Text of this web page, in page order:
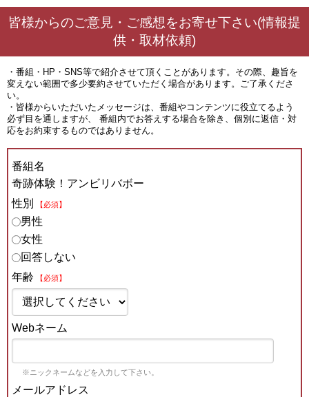
皆様からのご意見・ご感想をお寄せ下さい(情報提
供・取材依頼)
・番組・HP・SNS等で紹介させて頂くことがあります。その際、趣旨を
変えない範囲で多少要約させていただく場合があります。ご了承くださ
い。
・皆様からいただいたメッセージは、番組やコンテンツに役立てるよう
必ず目を通しますが、 番組内でお答えする場合を除き、個別に返信・対
応をお約束するものではありません。
番組名
奇跡体験！アンビリバボー
性別
【必須】
男性
女性
回答しない
年齢
【必須】
Webネーム
※ニックネームなどを入力して下さい。
メールアドレス